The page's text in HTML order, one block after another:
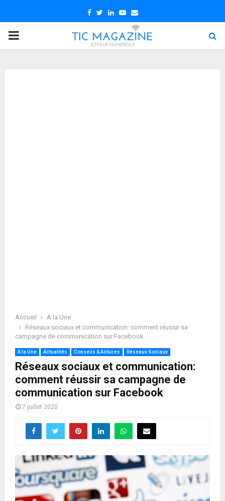
Facebook
TwitterLinkedin
Youtube
Email
PRIMARY
Accueil
A la Une
Réseaux sociaux et communication: comment réussir sa
campagne de communication sur Facebook
A la Une Actualités Conseils & Astuces Réseaux Sociaux
Réseaux sociaux et communication:
comment réussir sa campagne de
communication sur Facebook
7 juillet 2020